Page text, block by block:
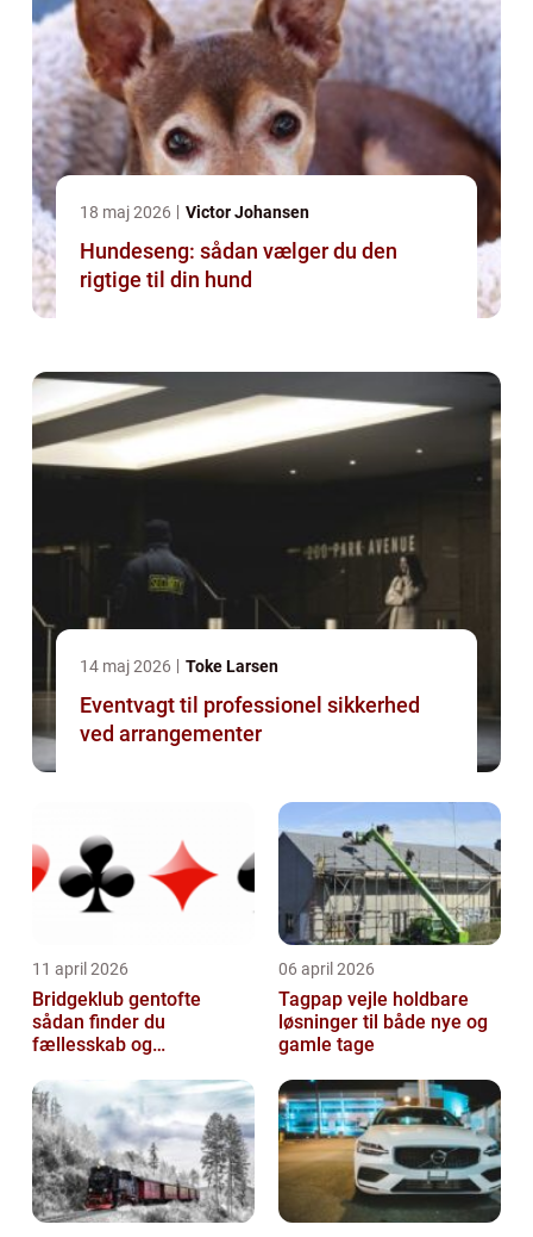
18 maj 2026 Victor Johansen
Hundeseng: sådan vælger du den
rigtige til din hund
14 maj 2026 Toke Larsen
Eventvagt til professionel sikkerhed
ved arrangementer
11 april 2026
Bridgeklub gentofte
sådan finder du
fællesskab og
06 april 2026
Tagpap vejle holdbare
løsninger til både nye og
gamle tage